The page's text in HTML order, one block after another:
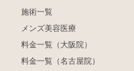
施術一覧
メンズ美容医療
料金一覧（大阪院）
料金一覧（名古屋院）